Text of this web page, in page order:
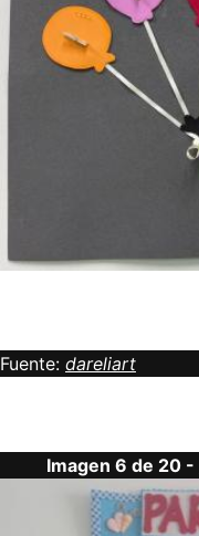
Fuente: dareliart
Imagen 6 de 20 -